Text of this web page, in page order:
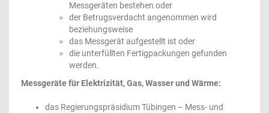
Messgeräten bestehen oder
der Betrugsverdacht angenommen wird
beziehungsweise
das Messgerät aufgestellt ist oder
die unterfüllten Fertigpackungen gefunden
werden.
Messgeräte für Elektrizität, Gas, Wasser und Wärme:
das Regierungspräsidium Tübingen – Mess- und